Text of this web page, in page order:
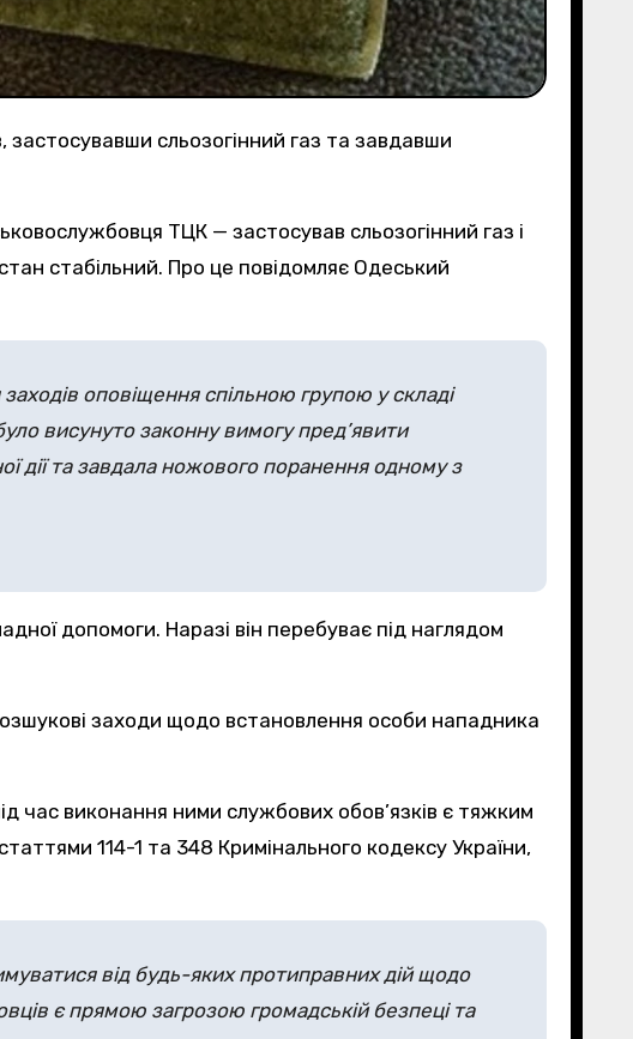
застосувавши сльозогінний газ та завдавши
стабільний. Про це повідомляє Одеський
оповіщення спільною групою у складі
висунуто законну вимогу пред’явити
дії та завдала ножового поранення одному з
допомоги. Наразі він перебуває під наглядом
заходи щодо встановлення особи нападника
час виконання ними службових обов’язків є тяжким
114-1 та 348 Кримінального кодексу України,
від будь-яких протиправних дій щодо
є прямою загрозою громадській безпеці та